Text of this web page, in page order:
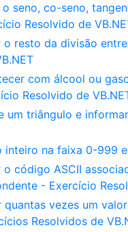
seno, co-seno,
Resolvido de
o resto da divisão
com álcool ou
Resolvido de
um triângulo e
inteiro na faixa 0-999
código ASCII
- Exercício
vezes um
Resolvidos de